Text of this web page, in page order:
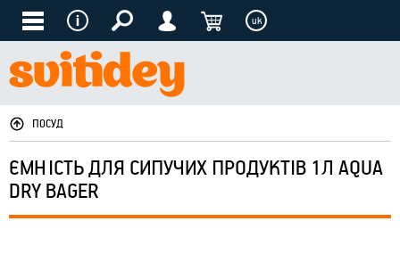
uk
ПОСУД
ЄМНІСТЬ ДЛЯ СИПУЧИХ ПРОДУКТІВ 1Л AQUA
DRY BAGER